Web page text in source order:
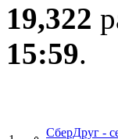
19,322
15:59.
СберДруг -